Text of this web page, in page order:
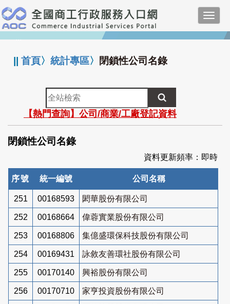
跳
到
主
要
:::
||首頁〉統計專區〉 閉鎖性公司名錄
全
站
檢
索
【熱門查詢】公司/商業/工廠登記資料
閉鎖性公司名錄
資料更新頻率：即時
序號 統一編號 公司名稱
251 00168593 閎華股份有限公司
252 00168664 偉蓉實業股份有限公司
253 00168806 集億盛環保科技股份有限公司
254 00169431 詠敘友善環社股份有限公司
255 00170140 興裕股份有限公司
256 00170710 家亨投資股份有限公司